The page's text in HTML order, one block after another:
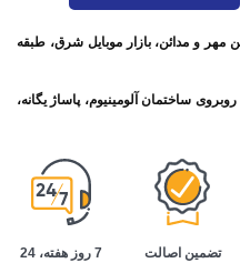
مهر و مدائن، بازار موبایل شرق، طبقه
ساختمان آلومینیوم، پاساژ یگانه،
تضمین اصالت
7 روز هفته، 24